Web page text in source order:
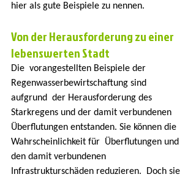
hier als gute Beispiele zu nennen.
Von der Herausforderung zu einer
lebenswerten Stadt
Die  vorangestellten Beispiele der
Regenwasserbewirtschaftung sind
aufgrund  der Herausforderung des
Starkregens und der damit verbundenen
Überflutungen entstanden. Sie können die
Wahrscheinlichkeit für  Überflutungen und
den damit verbundenen
Infrastrukturschäden reduzieren.  Doch sie